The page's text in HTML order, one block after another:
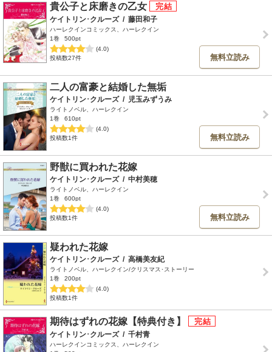
貴公子と床磨きの乙女
ケイトリン･クルーズ / 藤田和子
ハーレクインコミックス、ハーレクイン
1巻
500pt
(4.0)
投稿数27件
無料立読み
二人の富豪と結婚した無垢
ケイトリン･クルーズ / 児玉みずうみ
ライトノベル、ハーレクイン
1巻
610pt
(4.0)
投稿数1件
無料立読み
野獣に買われた花嫁
ケイトリン･クルーズ / 中村美穂
ライトノベル、ハーレクイン
1巻
600pt
(4.0)
投稿数1件
無料立読み
疑われた花嫁
ケイトリン･クルーズ / 高橋美友紀
ライトノベル、ハーレクイン/クリスマス･ストーリー
1巻
200pt
(4.0)
投稿数1件
期待はずれの花嫁【特典付き】
ケイトリン･クルーズ / 千村青
ハーレクインコミックス、ハーレクイン